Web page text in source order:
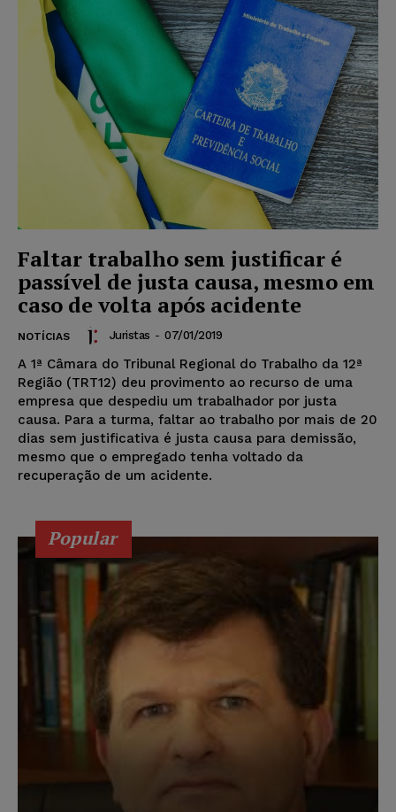
Faltar trabalho sem justificar é
passível de justa causa, mesmo em
caso de volta após acidente
NOTÍCIAS Juristas - 07/01/2019
A 1ª Câmara do Tribunal Regional do Trabalho da 12ª
Região (TRT12) deu provimento ao recurso de uma
empresa que despediu um trabalhador por justa
causa. Para a turma, faltar ao trabalho por mais de 20
dias sem justificativa é justa causa para demissão,
mesmo que o empregado tenha voltado da
recuperação de um acidente.
Popular